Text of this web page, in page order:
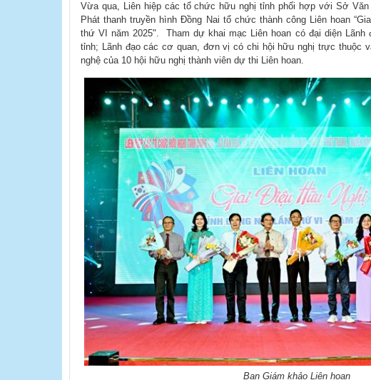
​Vừa qua, Liên hiệp các tổ chức hữu nghị tỉnh phối hợp với Sở
Phát thanh truyền hình Đồng Nai tổ chức thành công Liên hoan
thứ VI năm 2025". Tham dự khai​ mạc Liên hoan có đại diện Lãnh
tỉnh; Lãnh đạo các cơ quan, đơn vị có chi hội hữu nghị trực thuộc
nghệ của 10 hội hữu nghị thành viên dự thi Liên hoan.
Ban Giám khảo Liên hoan